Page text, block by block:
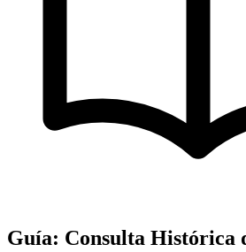
Guía: Consulta Histórica